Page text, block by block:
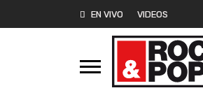
EN VIVO VIDEOS